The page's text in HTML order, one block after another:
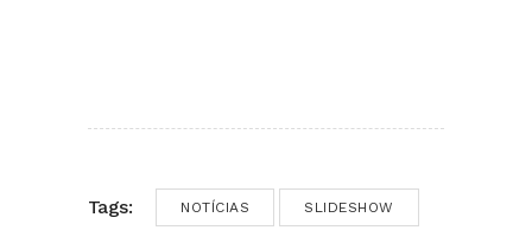
Tags: NOTÍCIAS SLIDESHOW